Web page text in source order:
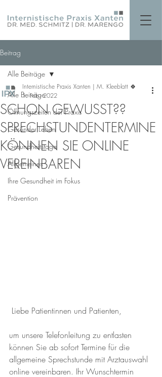
Beitrag
Alle Beiträge
Öffnungszeiten der Praxis
Gesünder Leben
Gesundheitstage
Allgemeines
Ihre Gesundheit im Fokus
Prävention
Alle Beiträge
SCHON GEWUSST??
SPRECHSTUNDENTERMINE
KÖNNEN SIE ONLINE
VEREINBAREN
Internistische Praxis Xanten | M. Kleeblatt 🍀
1. Feb. 2022
Liebe Patientinnen und Patienten,
um unsere Telefonleitung zu entlasten
können Sie ab sofort Termine für die
allgemeine Sprechstunde mit Arztauswahl
online vereinbaren. Ihr Wunschtermin